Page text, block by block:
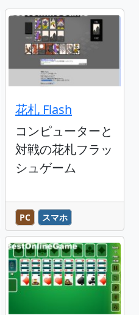
花札 Flash
コンピューターと
対戦の花札フラッ
シュゲーム
PC スマホ